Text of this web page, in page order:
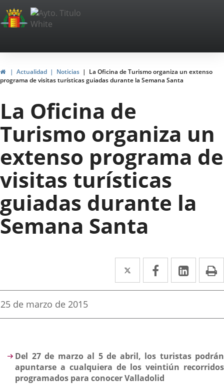
Portal
Web
del
Ayuntamiento
de
Valladolid
InicioActualidad Noticias
La Oficina de Turismo organiza un extenso
programa de visitas turísticas guiadas durante la Semana Santa
La Oficina de
Turismo organiza un
extenso programa de
visitas turísticas
guiadas durante la
Semana Santa
Twitter
Enlace
a
aplicación
Facebook
Enlace
a
aplicación
Enlace
a
Fecha
la
25 de marzo de 2015
Descripción
Del 27 de marzo al 5 de abril, los turistas podrán
apuntarse a cualquiera de los veintiún recorridos
programados para conocer Valladolid